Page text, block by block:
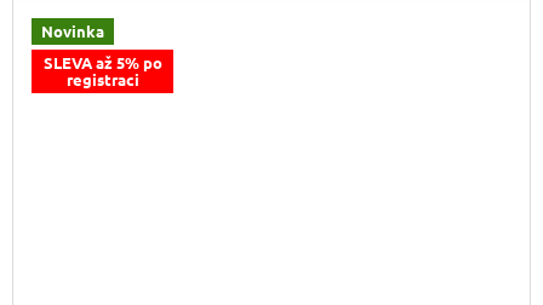
Novinka
SLEVA až 5% po
registraci